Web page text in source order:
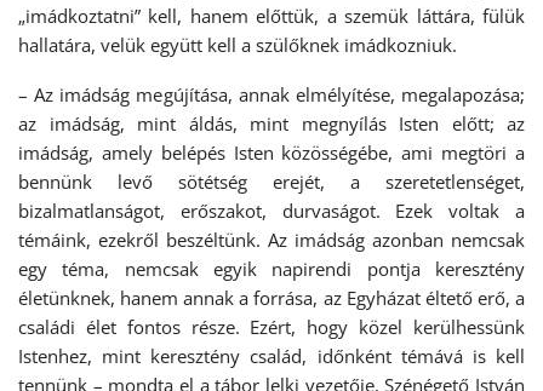
„imádkoztatni” kell, hanem előttük, a szemük láttára, fülük
hallatára, velük együtt kell a szülőknek imádkozniuk.
– Az imádság megújítása, annak elmélyítése, megalapozása;
az imádság, mint áldás, mint megnyílás Isten előtt; az
imádság, amely belépés Isten közösségébe, ami megtöri a
bennünk levő sötétség erejét, a szeretetlenséget,
bizalmatlanságot, erőszakot, durvaságot. Ezek voltak a
témáink, ezekről beszéltünk. Az imádság azonban nemcsak
egy téma, nemcsak egyik napirendi pontja keresztény
életünknek, hanem annak a forrása, az Egyházat éltető erő, a
családi élet fontos része. Ezért, hogy közel kerülhessünk
Istenhez, mint keresztény család, időnként témává is kell
tennünk – mondta el a tábor lelki vezetője, Szénégető István